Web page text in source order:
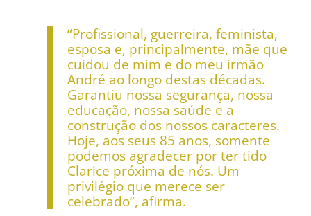
“Profissional, guerreira, feminista,
esposa e, principalmente, mãe que
cuidou de mim e do meu irmão
André ao longo destas décadas.
Garantiu nossa segurança, nossa
educação, nossa saúde e a
construção dos nossos caracteres.
Hoje, aos seus 85 anos, somente
podemos agradecer por ter tido
Clarice próxima de nós. Um
privilégio que merece ser
celebrado”, afirma.